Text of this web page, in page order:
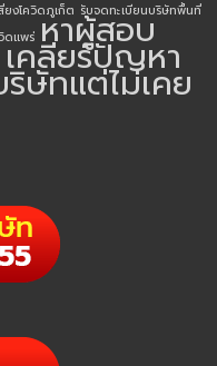
ยงโควิดภูเก็ต รับจดทะเบียนบริษัทพื้นที่
ดแพร่ หาผู้สอบ
เคลียร์ปัญหา
ษัทแต่ไม่เคย